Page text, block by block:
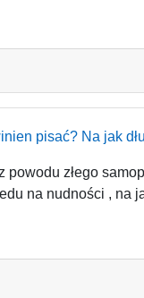
pisać? Na jak
powodu złego
na nudności , na